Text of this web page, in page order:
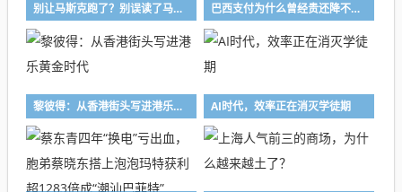
别让马斯克跑了？别误读了马斯克的命门 巴西支付为什么曾经贵还降不下来？-Pix的破局之道
黎彼得：从香港街头写进港乐黄金时代 AI时代，效率正在消灭学徒期